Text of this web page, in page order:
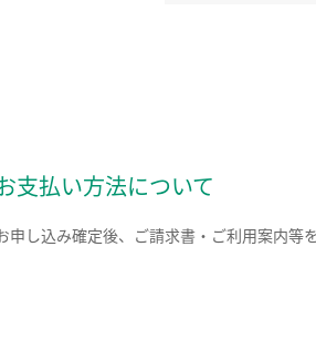
支払い方法について
申し込み確定後、ご請求書・ご利用案内等